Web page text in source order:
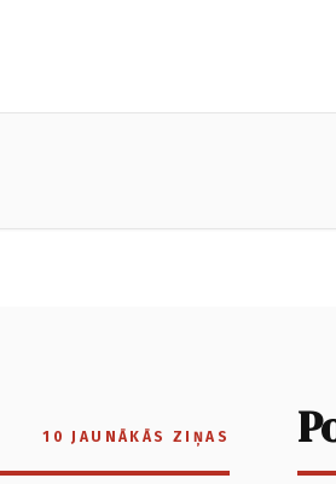
10 JAUNĀKĀS ZIŅAS